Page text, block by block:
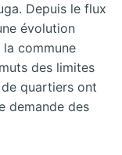
Depuis le flux
évolution
la commune
des limites
quartiers ont
demande des